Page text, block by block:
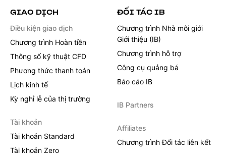
GIAO DỊCH
Điều kiện giao dịch
Chương trình Hoàn tiền
Thông số kỹ thuật CFD
Phương thức thanh toán
Lịch kinh tế
Kỳ nghỉ lễ của thị trường
Tài khoản
Tài khoản Standard
Tài khoản Zero
ĐỐI TÁC IB
Chương trình Nhà môi giới
Giới thiệu (IB)
Chương trình hỗ trợ
Công cụ quảng bá
Báo cáo IB
IB Partners
Affiliates
Chương trình Đối tác liên kết